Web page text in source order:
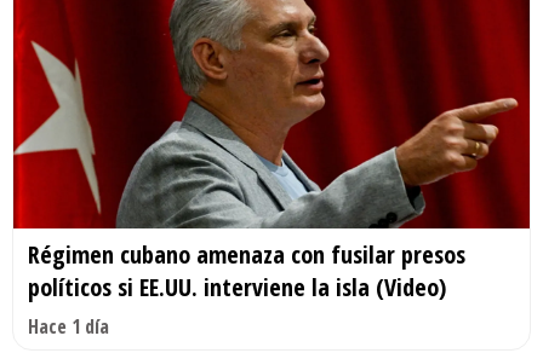
Régimen cubano amenaza con fusilar presos
políticos si EE.UU. interviene la isla (Video)
Hace 1 día